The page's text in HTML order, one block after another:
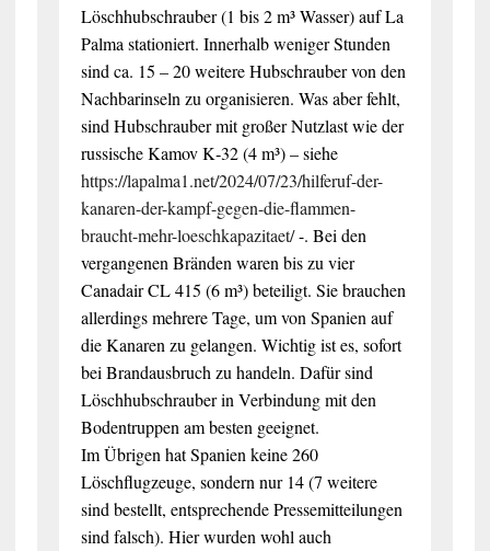
Löschhubschrauber (1 bis 2 m³ Wasser) auf La
Palma stationiert. Innerhalb weniger Stunden
sind ca. 15 – 20 weitere Hubschrauber von den
Nachbarinseln zu organisieren. Was aber fehlt,
sind Hubschrauber mit großer Nutzlast wie der
russische Kamov K‑32 (4 m³) – siehe
https://lapalma1.net/2024/07/23/hilferuf-der-
kanaren-der-kampf-gegen-die-flammen-
braucht-mehr-loeschkapazitaet/-. Bei den
vergangenen Bränden waren bis zu vier
Canadair CL 415 (6 m³) beteiligt. Sie brauchen
allerdings mehrere Tage, um von Spanien auf
die Kanaren zu gelangen. Wichtig ist es, sofort
bei Brandausbruch zu handeln. Dafür sind
Löschhubschrauber in Verbindung mit den
Bodentruppen am besten geeignet.
Im Übrigen hat Spanien keine 260
Löschflugzeuge, sondern nur 14 (7 weitere
sind bestellt, entsprechende Pressemitteilungen
sind falsch). Hier wurden wohl auch